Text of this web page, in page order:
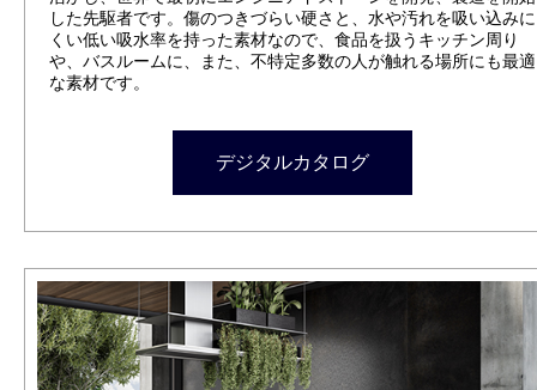
した先駆者です。傷のつきづらい硬さと、水や汚れを吸い込みに
くい低い吸水率を持った素材なので、食品を扱うキッチン周り
や、バスルームに、また、不特定多数の人が触れる場所にも最適
な素材です。
デジタルカタログ